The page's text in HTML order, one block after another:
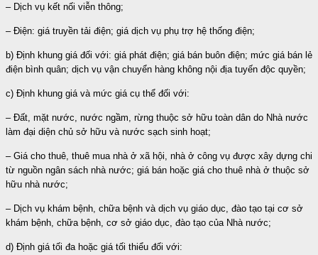
– Dịch vụ kết nối viễn thông;
– Điện: giá truyền tải điện; giá dịch vụ phụ trợ hệ thống điện;
b) Định khung giá đối với: giá phát điện; giá bán buôn điện; mức giá bán lẻ
điện bình quân; dịch vụ vận chuyển hàng không nội địa tuyến độc quyền;
c) Định khung giá và mức giá cụ thể đối với:
– Đất, mặt nước, nước ngầm, rừng thuộc sở hữu toàn dân do Nhà nước
làm đại diện chủ sở hữu và nước sạch sinh hoạt;
– Giá cho thuê, thuê mua nhà ở xã hội, nhà ở công vụ được xây dựng chi
từ nguồn ngân sách nhà nước; giá bán hoặc giá cho thuê nhà ở thuộc sở
hữu nhà nước;
– Dịch vụ khám bệnh, chữa bệnh và dịch vụ giáo dục, đào tạo tại cơ sở
khám bệnh, chữa bệnh, cơ sở giáo dục, đào tạo của Nhà nước;
d) Định giá tối đa hoặc giá tối thiểu đối với: